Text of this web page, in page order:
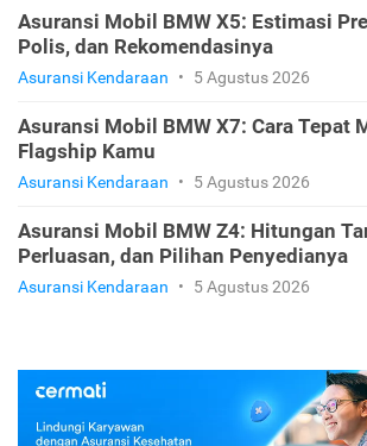
Asuransi Mobil BMW X5: Estimasi
Polis, dan Rekomendasinya
Asuransi Kendaraan • 5 Agustus 2026
Asuransi Mobil BMW X7: Cara Tepat
Flagship Kamu
Asuransi Kendaraan • 5 Agustus 2026
Asuransi Mobil BMW Z4: Hitungan
Perluasan, dan Pilihan Penyedianya
Asuransi Kendaraan • 5 Agustus 2026